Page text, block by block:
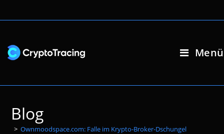
Inhalt
Menü
Blog
> Ownmoodspace.com: Falle im Krypto-Broker-Dschungel